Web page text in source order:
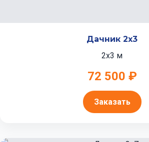
Дачник 2x3
2x3 м
72 500 ₽
Заказать